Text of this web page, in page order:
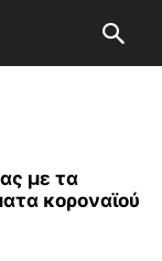
με τα
κοροναϊού